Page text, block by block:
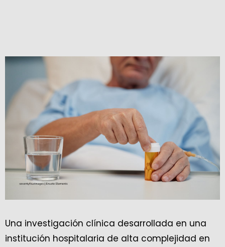
Una investigación clínica desarrollada en una
institución hospitalaria de alta complejidad en